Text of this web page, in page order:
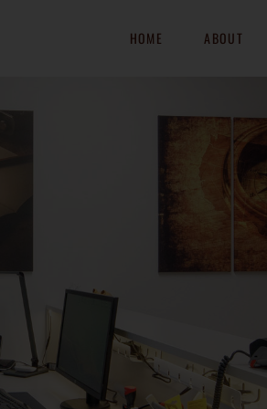
HOME ABOUT